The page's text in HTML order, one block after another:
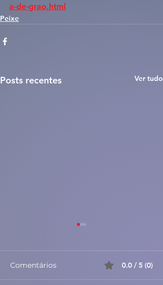
a-de-grao.html
Peixe
Posts recentes Ver tudo
Comentários 0.0 / 5 (0)